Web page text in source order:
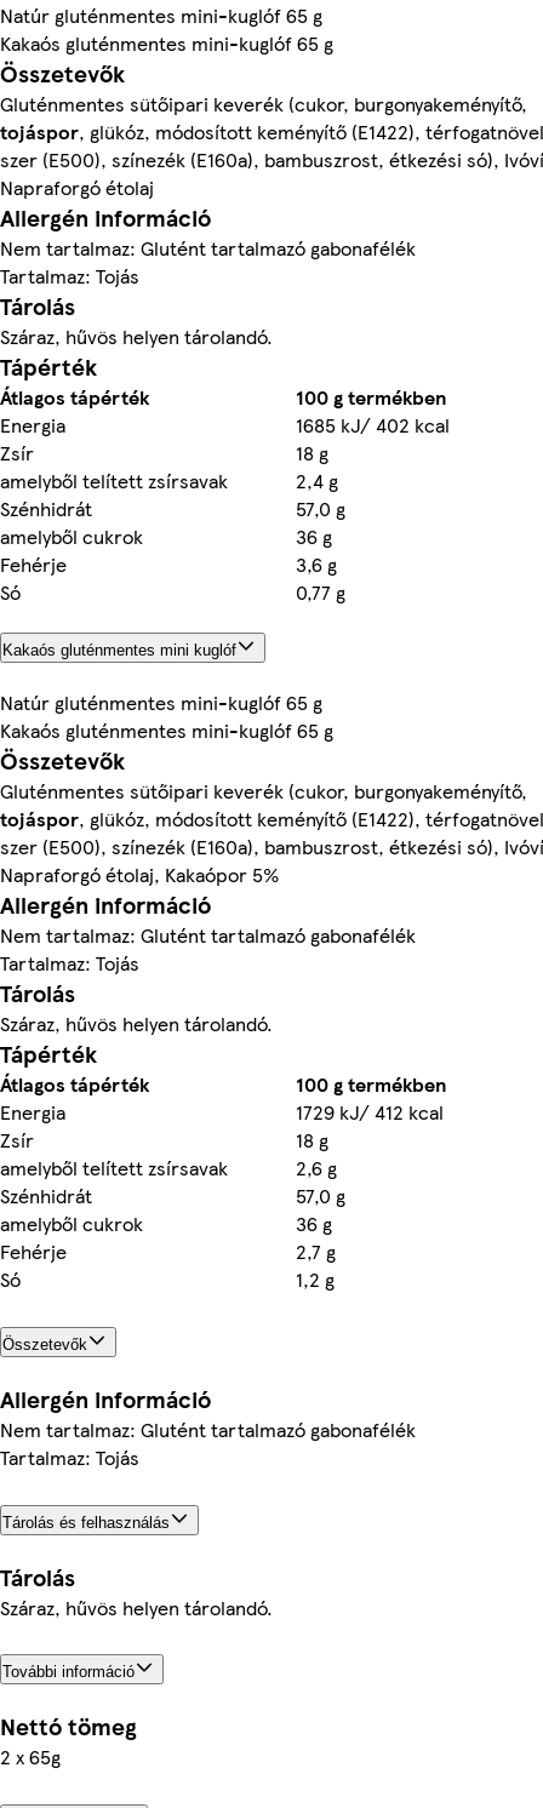
Natúr gluténmentes mini-kuglóf 65 g
Kakaós gluténmentes mini-kuglóf 65 g
Összetevők
Gluténmentes sütőipari keverék (cukor, burgonyakeményítő,
tojáspor, glükóz, módosított keményítő (E1422),
szer (E500), színezék (E160a), bambuszrost, étkezési só),
Napraforgó étolaj
Allergén információ
Nem tartalmaz: Glutént tartalmazó gabonafélék
Tartalmaz: Tojás
Tárolás
Száraz, hűvös helyen tárolandó.
Tápérték
Átlagos tápérték
100 g termékben
Energia
1685 kJ/ 402 kcal
Zsír
18 g
amelyből telített zsírsavak
2,4 g
Szénhidrát
57,0 g
amelyből cukrok
36 g
Fehérje
3,6 g
Só
0,77 g
Kakaós gluténmentes mini kuglóf
Natúr gluténmentes mini-kuglóf 65 g
Kakaós gluténmentes mini-kuglóf 65 g
Összetevők
Gluténmentes sütőipari keverék (cukor, burgonyakeményítő,
tojáspor, glükóz, módosított keményítő (E1422),
szer (E500), színezék (E160a), bambuszrost, étkezési só),
Napraforgó étolaj, Kakaópor 5%
Allergén információ
Nem tartalmaz: Glutént tartalmazó gabonafélék
Tartalmaz: Tojás
Tárolás
Száraz, hűvös helyen tárolandó.
Tápérték
Átlagos tápérték
100 g termékben
Energia
1729 kJ/ 412 kcal
Zsír
18 g
amelyből telített zsírsavak
2,6 g
Szénhidrát
57,0 g
amelyből cukrok
36 g
Fehérje
2,7 g
Só
1,2 g
Összetevők
Allergén információ
Nem tartalmaz: Glutént tartalmazó gabonafélék
Tartalmaz: Tojás
Tárolás és felhasználás
Tárolás
Száraz, hűvös helyen tárolandó.
További információ
Nettó tömeg
2 x 65g